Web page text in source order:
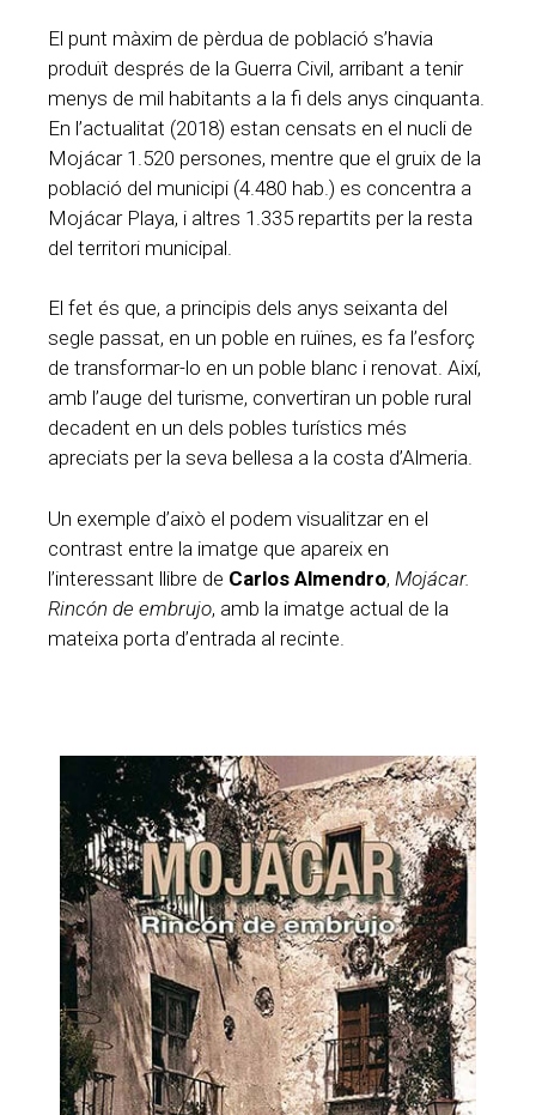
El punt màxim de pèrdua de població s’havia
produït després de la Guerra Civil, arribant a tenir
menys de mil habitants a la fi dels anys cinquanta.
En l’actualitat (2018) estan censats en el nucli de
Mojácar 1.520 persones, mentre que el gruix de la
població del municipi (4.480 hab.) es concentra a
Mojácar Playa, i altres 1.335 repartits per la resta
del territori municipal.
El fet és que, a principis dels anys seixanta del
segle passat, en un poble en ruïnes, es fa l’esforç
de transformar-lo en un poble blanc i renovat. Així,
amb l’auge del turisme, convertiran un poble rural
decadent en un dels pobles turístics més
apreciats per la seva bellesa a la costa d’Almeria.
Un exemple d’això el podem visualitzar en el
contrast entre la imatge que apareix en
l’interessant llibre de Carlos Almendro, Mojácar.
Rincón de embrujo, amb la imatge actual de la
mateixa porta d’entrada al recinte.